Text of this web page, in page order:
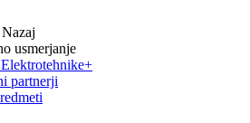
Nazaj
usmerjanje
partnerji